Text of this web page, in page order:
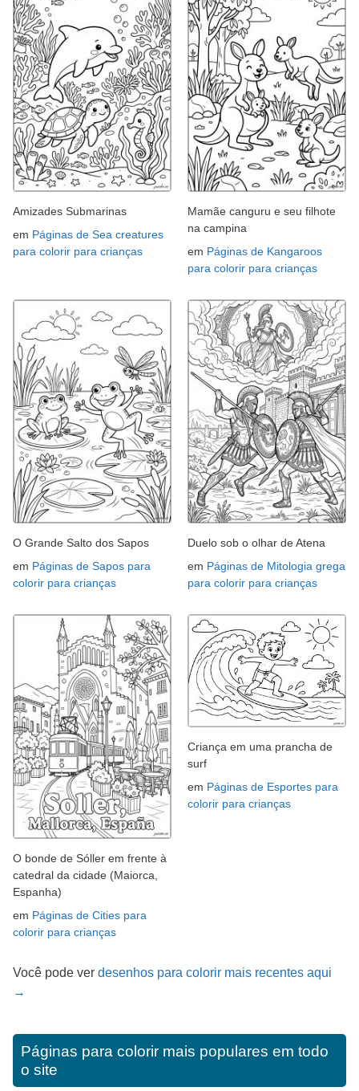
Amizades Submarinas
em Páginas de Sea creatures
para colorir para crianças
Mamãe canguru e seu filhote
na campina
em Páginas de Kangaroos
para colorir para crianças
O Grande Salto dos Sapos
em Páginas de Sapos para
colorir para crianças
Duelo sob o olhar de Atena
em Páginas de Mitologia grega
para colorir para crianças
O bonde de Sóller em frente à
catedral da cidade (Maiorca,
Espanha)
em Páginas de Cities para
colorir para crianças
Criança em uma prancha de
surf
em Páginas de Esportes para
colorir para crianças
Você pode ver desenhos para colorir mais recentes aqui
→
Páginas para colorir mais populares em todo
o site